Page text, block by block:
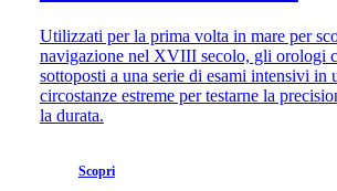
in
pelle
Cinturini
in
caucciù
Servizi
Istruzioni
Utilizzati per la prima volta in mare per
navigazione nel XVIII secolo, gli orologi
sottoposti a una serie di esami intensivi in
circostanze estreme per testarne la
la durata.
Scopri